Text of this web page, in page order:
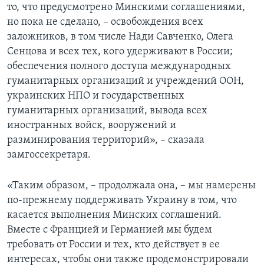
то, что предусмотрено Минскими соглашениями,
но пока не сделано, – освобождения всех
заложников, в том числе Нади Савченко, Олега
Сенцова и всех тех, кого удерживают в России;
обеспечения полного доступа международных
гуманитарных организаций и учреждений ООН,
украинских НПО и государственных
гуманитарных организаций, вывода всех
иностранных войск, вооружений и
разминирования территорий», – сказала
замгоссекретаря.
«Таким образом, – продолжала она, – мы намерены
по-прежнему поддерживать Украину в том, что
касается выполнения Минских соглашений.
Вместе с Францией и Германией мы будем
требовать от России и тех, кто действует в ее
интересах, чтобы они также продемонстрировали